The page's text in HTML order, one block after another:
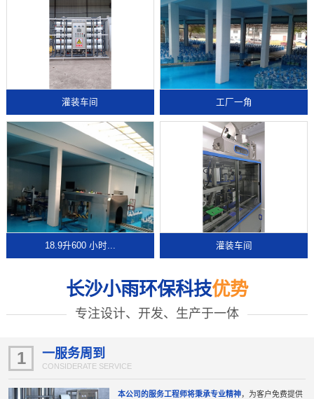
灌装车间 工厂一角
18.9升600 小时... 灌装车间
长沙小雨环保科技优势
专注设计、开发、生产于一体
1 一服务周到
CONSIDERATE SERVICE
本公司的服务工程师将秉承专业精神，为客户免费提供